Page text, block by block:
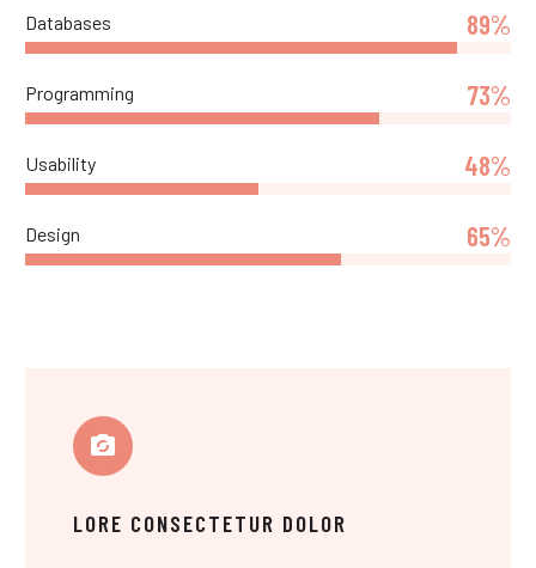
Databases 89%
Programming 73%
Usability 48%
Design 65%
LORE CONSECTETUR DOLOR